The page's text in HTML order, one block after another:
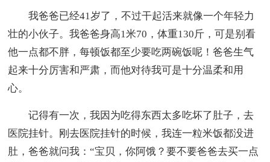
我爸爸已经41岁了，不过干起活来就像一个年轻力
壮的小伙子。我爸爸身高1米70，体重130斤，可是别看
他一点都不胖，每顿饭都至少要吃两碗饭呢！爸爸生气
起来十分厉害和严肃，而他对待我可是十分温柔和用
心。
记得有一次，我因为吃得东西太多吃坏了肚子，去
医院挂针。刚去医院挂针的时候，我连一粒米饭都没进
肚，爸爸就问我：“宝贝，你阿饿？要不要爸爸去买一点